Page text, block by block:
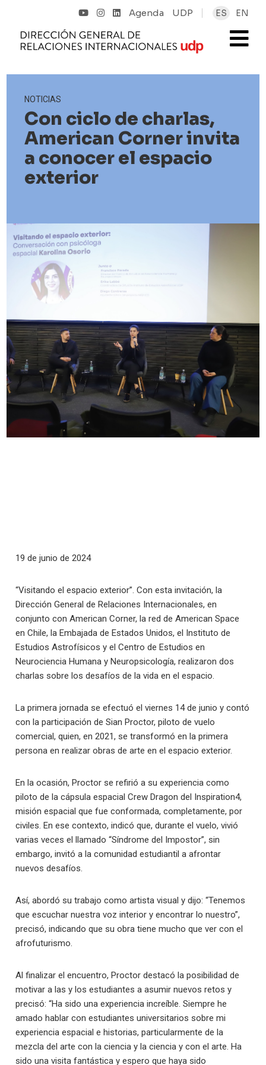
Agenda UDP ES EN
NOTICIAS
Con ciclo de charlas,
American Corner invita
a conocer el espacio
exterior
19 de junio de 2024
“Visitando el espacio exterior”. Con esta invitación, la
Dirección General de Relaciones Internacionales, en
conjunto con American Corner, la red de American Space
en Chile, la Embajada de Estados Unidos, el Instituto de
Estudios Astrofísicos y el Centro de Estudios en
Neurociencia Humana y Neuropsicología, realizaron dos
charlas sobre los desafíos de la vida en el espacio.
La primera jornada se efectuó el viernes 14 de junio y contó
con la participación de Sian Proctor, piloto de vuelo
comercial, quien, en 2021, se transformó en la primera
persona en realizar obras de arte en el espacio exterior.
En la ocasión, Proctor se refirió a su experiencia como
piloto de la cápsula espacial Crew Dragon del Inspiration4,
misión espacial que fue conformada, completamente, por
civiles. En ese contexto, indicó que, durante el vuelo, vivió
varias veces el llamado “Síndrome del Impostor”, sin
embargo, invitó a la comunidad estudiantil a afrontar
nuevos desafíos.
Así, abordó su trabajo como artista visual y dijo: “Tenemos
que escuchar nuestra voz interior y encontrar lo nuestro”,
precisó, indicando que su obra tiene mucho que ver con el
afrofuturismo.
Al finalizar el encuentro, Proctor destacó la posibilidad de
motivar a las y los estudiantes a asumir nuevos retos y
precisó: “Ha sido una experiencia increíble. Siempre he
amado hablar con estudiantes universitarios sobre mi
experiencia espacial e historias, particularmente de la
mezcla del arte con la ciencia y la ciencia y con el arte. Ha
sido una visita fantástica y espero que haya sido